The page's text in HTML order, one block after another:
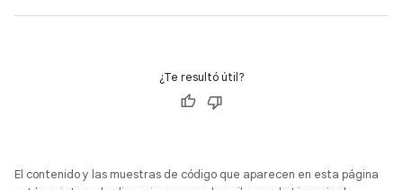
¿Te resultó útil?
El contenido y las muestras de código que aparecen en esta página